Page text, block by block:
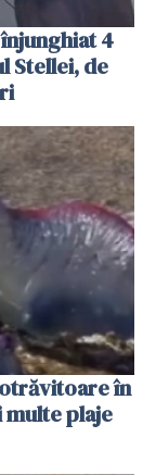
4
Stellei, de
în
multe plaje